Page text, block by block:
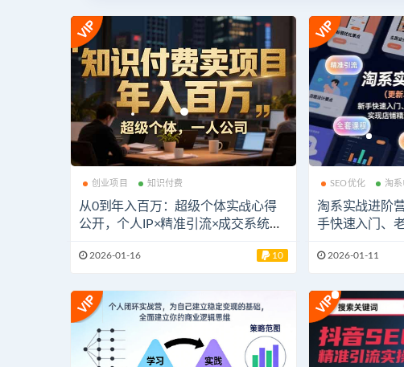
创业项目 知识付费
从0到年入百万：超级个体实战心得
公开，个人IP×精准引流×成交系统全
2026-01-16 10
SEO优化 淘
淘系实战进阶
手快速入门、
2026-01-11